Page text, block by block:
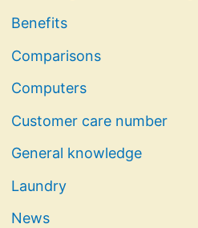
Benefits
Comparisons
Computers
Customer care number
General knowledge
Laundry
News